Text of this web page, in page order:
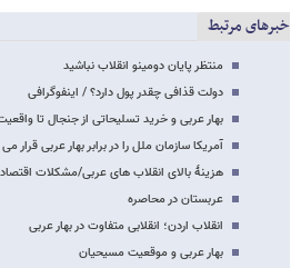
خبرهای مرتبط
منتظر پایان دومینو انقلاب نباشید
دولت قذافی چقدر پول دارد؟ / اینفوگرافی
بهار عربی و خرید تسلیحاتی از جنجال تا
آمریکا سازمان ملل را در برابر بهار عربی قرار
هزینۀ بالای انقلاب های عربی/مشکلات
عربستان در محاصره
انقلاب اردن؛ انقلابی متفاوت در بهار عربی
بهار عربی و موقعیت مسیحیان